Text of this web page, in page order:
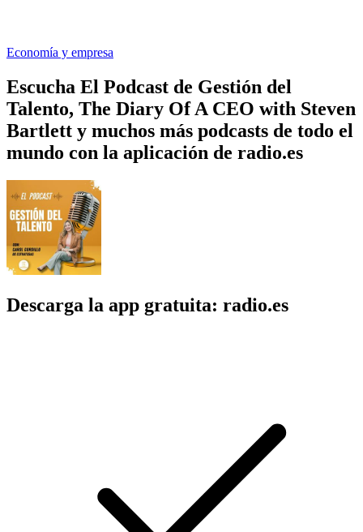
Economía y empresa
Escucha El Podcast de Gestión del
Talento, The Diary Of A CEO with Steven
Bartlett y muchos más podcasts de todo el
mundo con la aplicación de radio.es
Descarga la app gratuita: radio.es